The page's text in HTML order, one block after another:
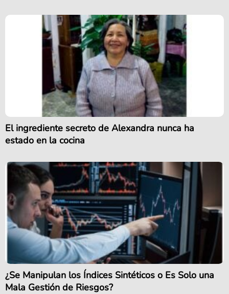
El ingrediente secreto de Alexandra nunca ha
estado en la cocina
¿Se Manipulan los Índices Sintéticos o Es Solo una
Mala Gestión de Riesgos?